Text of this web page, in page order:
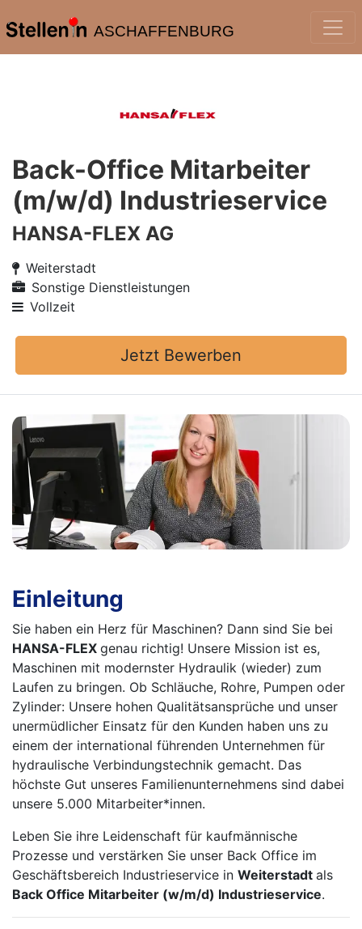
ASCHAFFENBURG
Back-Office Mitarbeiter
(m/w/d) Industrieservice
HANSA-FLEX AG
Weiterstadt
Sonstige Dienstleistungen
Vollzeit
Jetzt Bewerben
Einleitung
Sie haben ein Herz für Maschinen? Dann sind Sie bei
HANSA-FLEX genau richtig! Unsere Mission ist es,
Maschinen mit modernster Hydraulik (wieder) zum
Laufen zu bringen. Ob Schläuche, Rohre, Pumpen oder
Zylinder: Unsere hohen Qualitätsansprüche und unser
unermüdlicher Einsatz für den Kunden haben uns zu
einem der international führenden Unternehmen für
hydraulische Verbindungstechnik gemacht. Das
höchste Gut unseres Familienunternehmens sind dabei
unsere 5.000 Mitarbeiter*innen.
Leben Sie ihre Leidenschaft für kaufmännische
Prozesse und verstärken Sie unser Back Office im
Geschäftsbereich Industrieservice in Weiterstadt als
Back Office Mitarbeiter (w/m/d) Industrieservice.